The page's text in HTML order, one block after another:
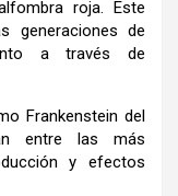
roja. Este
generaciones de
a través de
Frankenstein del
entre las más
y efectos